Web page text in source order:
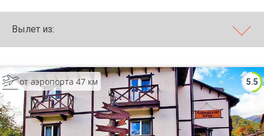
Вылет из:
5.5
от аэропорта 47 км
VIP отели 5 звезд
ТОП 10 лучших отелей 5*
ТОП 10 недорогих отелей
5*
Лучшие отели 4* звезды
Недорогие отели 4*